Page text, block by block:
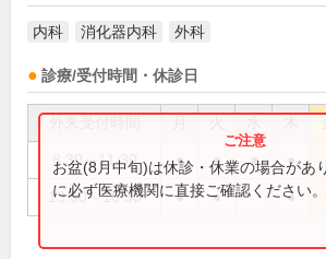
内科 消化器内科 外科
診療/受付時間・休診日
8:30～11:30 ● ● ● ●
13:30～16:30 ● ● ●
お盆(8月中旬)は休診・休業の場合があ
に必ず医療機関に直接ご確認ください。